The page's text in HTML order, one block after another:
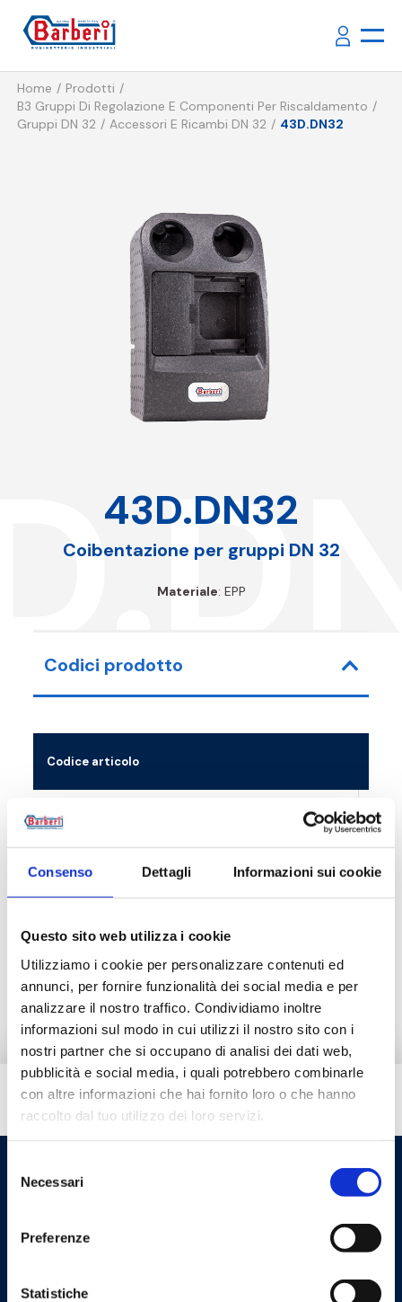
Consenso Dettagli Informazioni sui cookie
Questo sito web utilizza i cookie
Utilizziamo i cookie per personalizzare contenuti ed
annunci, per fornire funzionalità dei social media e per
analizzare il nostro traffico. Condividiamo inoltre
informazioni sul modo in cui utilizzi il nostro sito con i
nostri partner che si occupano di analisi dei dati web,
pubblicità e social media, i quali potrebbero combinarle
con altre informazioni che hai fornito loro o che hanno
raccolto dal tuo utilizzo dei loro servizi.
delNecessari
Preferenze
Statistiche
Home
Prodotti
B3 Gruppi Di Regolazione E Componenti Per Riscaldamento
Gruppi DN 32
Accessori E Ricambi DN 32 43D.DN32
43D.DN32
Coibentazione per gruppi DN 32
Materiale: EPP
Codici prodotto
Codice articolo
Documentazione
Hai bisogno di aiuto?